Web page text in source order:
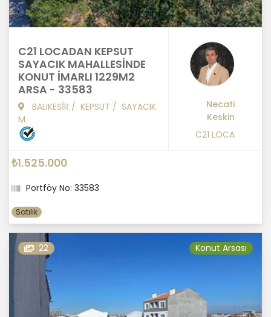
C21 LOCADAN KEPSUT
SAYACIK MAHALLESİNDE
KONUT İMARLI 1229M2
ARSA - 33583
BALIKESİR / KEPSUT / SAYACIK
M
Necati
Keskin
C21 LOCA
₺1.525.000
Portföy No: 33583
Satılık
22 Konut Arsası